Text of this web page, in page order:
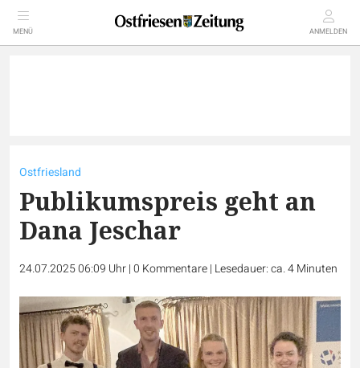
MENÜ ANMELDEN
Ostfriesland
Publikumspreis geht an
Dana Jeschar
24.07.2025 06:09 Uhr|0 Kommentare| Lesedauer: ca. 4 Minuten